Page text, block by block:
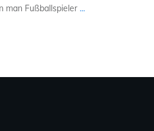
man Fußballspieler ...